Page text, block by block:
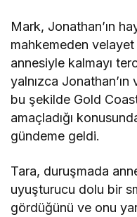
Mark, Jonathan’ın
mahkemeden
annesiyle kalmayı
yalnızca
bu şekilde Gold
amaçladığı
gündeme geldi.
Tara, duruşmada
uyuşturucu dolu bir
gördüğünü ve onu